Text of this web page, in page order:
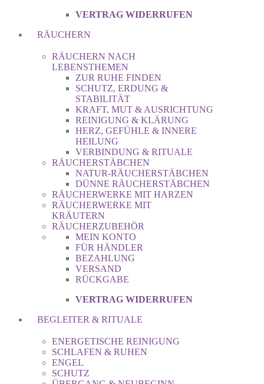
VERTRAG WIDERRUFEN
RÄUCHERN
RÄUCHERN NACH
LEBENSTHEMEN
ZUR RUHE FINDEN
SCHUTZ, ERDUNG &
STABILITÄT
KRAFT, MUT & AUSRICHTUNG
REINIGUNG & KLÄRUNG
HERZ, GEFÜHLE & INNERE
HEILUNG
VERBINDUNG & RITUALE
RÄUCHERSTÄBCHEN
NATUR-RÄUCHERSTÄBCHEN
DÜNNE RÄUCHERSTÄBCHEN
RÄUCHERWERKE MIT HARZEN
RÄUCHERWERKE MIT
KRÄUTERN
RÄUCHERZUBEHÖR
MEIN KONTO
FÜR HÄNDLER
BEZAHLUNG
VERSAND
RÜCKGABE
VERTRAG WIDERRUFEN
BEGLEITER & RITUALE
ENERGETISCHE REINIGUNG
SCHLAFEN & RUHEN
ENGEL
SCHUTZ